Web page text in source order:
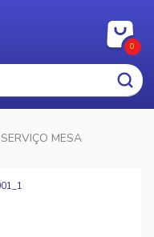
0
SERVIÇO MESA